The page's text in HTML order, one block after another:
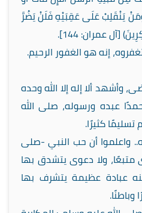
يَنْقَلِبْ عَلَى عَقِبَيْهِ فَلَنْ يَضُرَّ
[آل عمران: 144].
إنه هو الغفور الرحيم.
وأشهد ألا إله إلا الله وحده
عبده ورسوله، صلى الله
كثيرًا.
واعلموا أن حب النبي -صلى
ولا دعوى يتشدق بها
عبادة عظيمة يتشرف بها
وباطنًا.